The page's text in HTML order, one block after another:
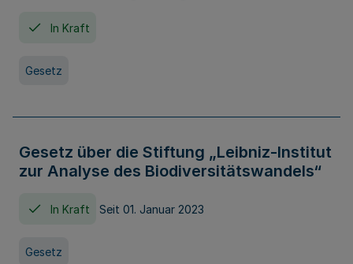
In Kraft
Gesetz
Gesetz über die Stiftung „Leibniz-Institut
zur Analyse des Biodiversitätswandels“
In Kraft Seit 01. Januar 2023
Gesetz